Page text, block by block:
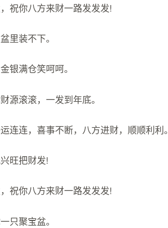
祝你八方来财一路发发发!
里装不下。
银满仓笑呵呵。
源滚滚，一发到年底。
连连，喜事不断，八方进财，顺顺利利。
旺把财发!
祝你八方来财一路发发发!
只聚宝盆。